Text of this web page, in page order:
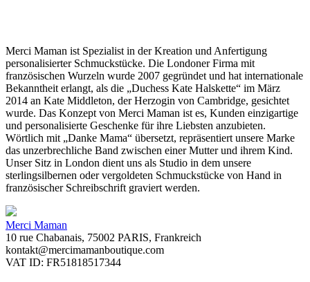
Merci Maman ist Spezialist in der Kreation und Anfertigung
personalisierter Schmuckstücke. Die Londoner Firma mit
französischen Wurzeln wurde 2007 gegründet und hat internationale
Bekanntheit erlangt, als die „Duchess Kate Halskette“ im März
2014 an Kate Middleton, der Herzogin von Cambridge, gesichtet
wurde. Das Konzept von Merci Maman ist es, Kunden einzigartige
und personalisierte Geschenke für ihre Liebsten anzubieten.
Wörtlich mit „Danke Mama“ übersetzt, repräsentiert unsere Marke
das unzerbrechliche Band zwischen einer Mutter und ihrem Kind.
Unser Sitz in London dient uns als Studio in dem unsere
sterlingsilbernen oder vergoldeten Schmuckstücke von Hand in
französischer Schreibschrift graviert werden.
Merci Maman
10 rue Chabanais, 75002 PARIS, Frankreich
kontakt@mercimamanboutique.com
VAT ID: FR51818517344